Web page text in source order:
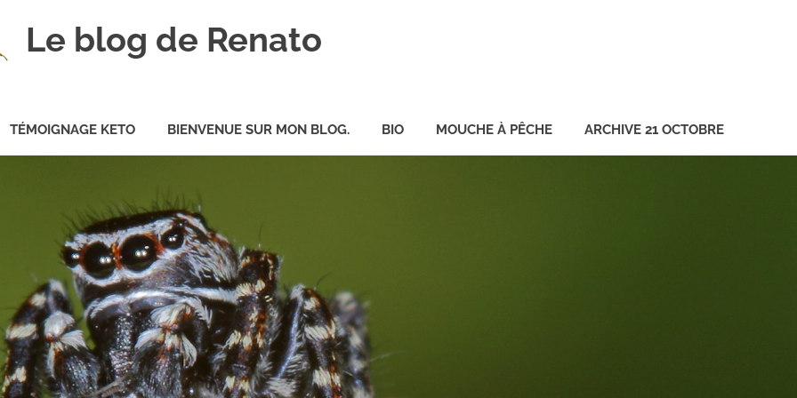
Le blog de Renato
TÉMOIGNAGE KETO
BIENVENUE SUR MON BLOG. BIO MOUCHE À PÊCHE ARCHIVE 21 OCTOBRE